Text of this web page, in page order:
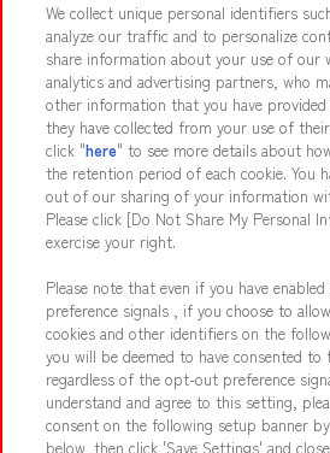
イベント・キャンペーン
関連会社 サステナビリティ
プライバシーポリシー ウェブアクセ
お取引先さまとともに
カスタマーハラスメント対応方針 よくあ
We collect unique personal identifiers
analyze our traffic and to personalize
share information about your use of our
analytics and advertising partners, who
other information that you have
they have collected from your use of their
click "here" to see more details about
the retention period of each cookie. You
out of our sharing of your information
Please click [Do Not Share My Personal
exercise your right.
Please note that even if you have
preference signals , if you choose to
cookies and other identifiers on the
you will be deemed to have consented to
regardless of the opt-out preference
understand and agree to this setting,
consent on the following setup banner
below, then click 'Save Settings' and